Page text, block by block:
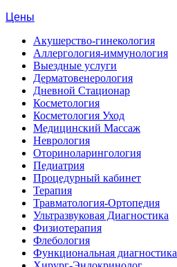
Цены
Акушерство-гинекология
Аллергология-иммунология
Выездные услуги
Дерматовенерология
Дневной Стационар
Косметология
Косметология Уход
Медицинский Массаж
Неврология
Оториноларингология
Педиатрия
Процедурный кабинет
Терапия
Травматология-Ортопедия
Ультразвуковая Диагностика
Физиотерапия
Флебология
Функциональная диагностика